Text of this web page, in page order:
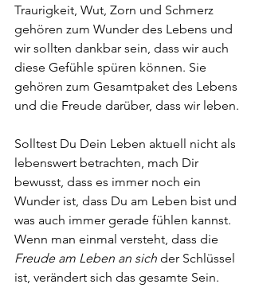
Traurigkeit, Wut, Zorn und Schmerz
gehören zum Wunder des Lebens und
wir sollten dankbar sein, dass wir auch
diese Gefühle spüren können. Sie
gehören zum Gesamtpaket des Lebens
und die Freude darüber, dass wir leben.
Solltest Du Dein Leben aktuell nicht als
lebenswert betrachten, mach Dir
bewusst, dass es immer noch ein
Wunder ist, dass Du am Leben bist und
was auch immer gerade fühlen kannst.
Wenn man einmal versteht, dass die
Freude am Leben an sich der Schlüssel
ist, verändert sich das gesamte Sein.